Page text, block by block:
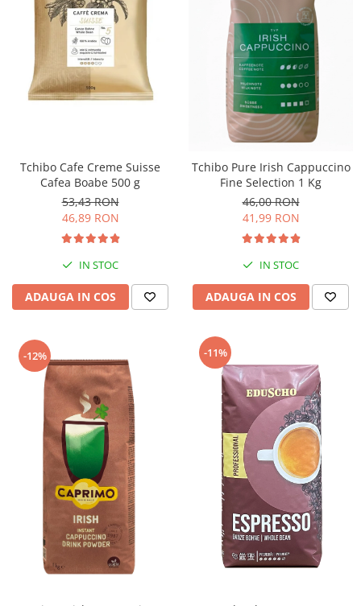
Tchibo Cafe Creme Suisse
Cafea Boabe 500 g
53,43 RON
46,89 RON
IN STOC
ADAUGA IN COS
Tchibo Pure Irish Cappuccino
Fine Selection 1 Kg
46,00 RON
41,99 RON
IN STOC
ADAUGA IN COS
-12% -11%